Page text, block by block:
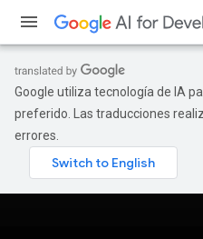
Google utiliza tecnología de IA
preferido. Las traducciones
errores.